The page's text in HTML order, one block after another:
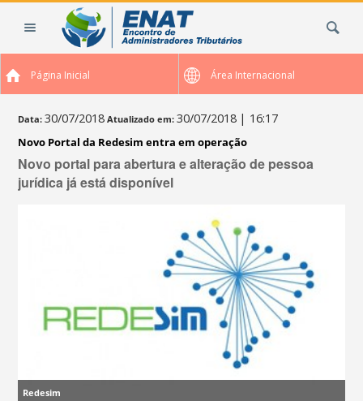
Página Inicial Área Internacional
Data: 30/07/2018 Atualizado em: 30/07/2018 | 16:17
Novo Portal da Redesim entra em operação
Novo portal para abertura e alteração de pessoa
jurídica já está disponível
Redesim